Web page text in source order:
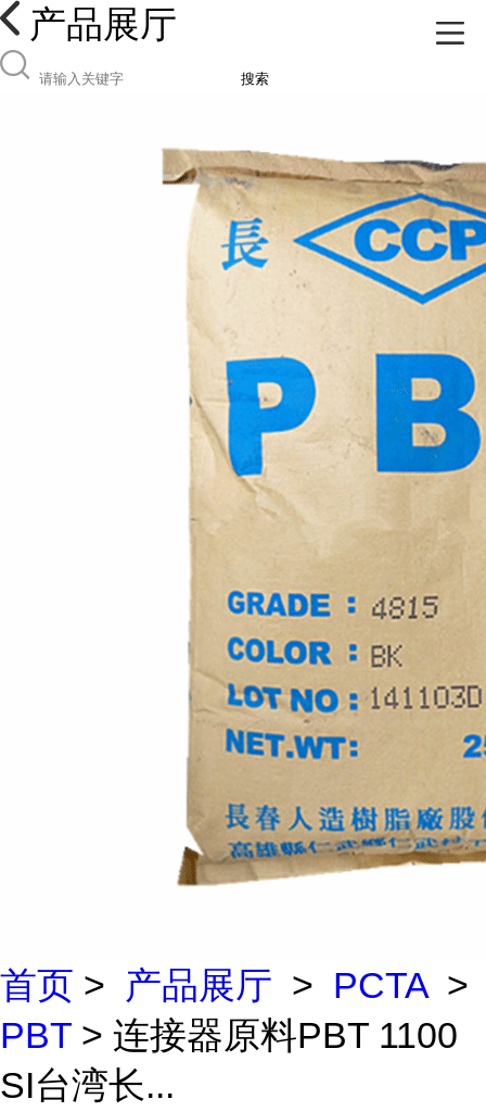
产品展厅
搜索
首页 > 产品展厅 > PCTA>
PBT > 连接器原料PBT 1100
SI台湾长...